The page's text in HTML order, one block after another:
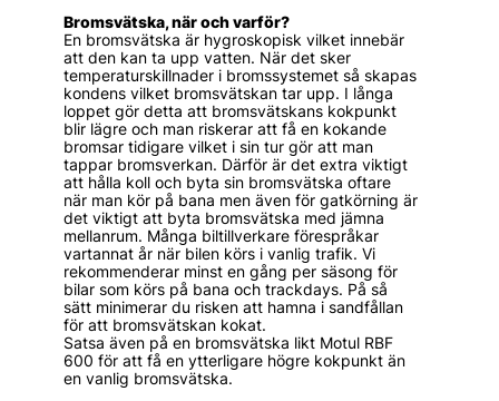
Bromsvätska, när och varför?
En bromsvätska är hygroskopisk vilket innebär
att den kan ta upp vatten. När det sker
temperaturskillnader i bromssystemet så skapas
kondens vilket bromsvätskan tar upp. I långa
loppet gör detta att bromsvätskans kokpunkt
blir lägre och man riskerar att få en kokande
bromsar tidigare vilket i sin tur gör att man
tappar bromsverkan. Därför är det extra viktigt
att hålla koll och byta sin bromsvätska oftare
när man kör på bana men även för gatkörning är
det viktigt att byta bromsvätska med jämna
mellanrum. Många biltillverkare förespråkar
vartannat år när bilen körs i vanlig trafik. Vi
rekommenderar minst en gång per säsong för
bilar som körs på bana och trackdays. På så
sätt minimerar du risken att hamna i sandfållan
för att bromsvätskan kokat.
Satsa även på en bromsvätska likt Motul RBF
600 för att få en ytterligare högre kokpunkt än
en vanlig bromsvätska.